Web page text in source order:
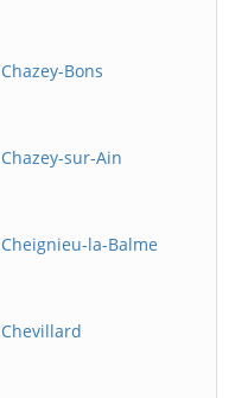
Bons
sur-Ain
la-Balme